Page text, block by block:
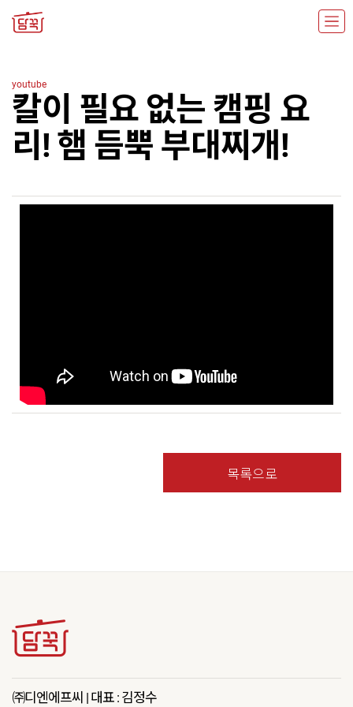
youtube
칼이 필요 없는 캠핑 요
리! 햄 듬뿍 부대찌개!
목록으로
㈜디엔에프씨 | 대표 : 김정수